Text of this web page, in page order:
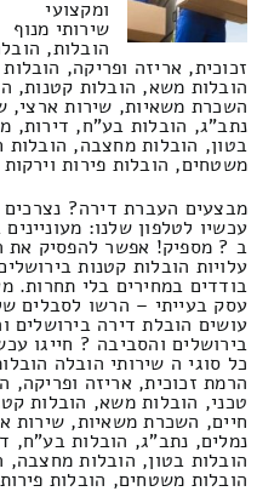
ומקצועי
שירותי מנוף
הובלות,
זכוכית, אריזה ופריקה,
הובלות משא, הובלות קטנות,
השכרת משאיות, שירות ארצי,
נתב"ג, הובלות בע"ח, דירות,
בטון, הובלות מחצבה, הובלות
משטחים, הובלות פירות וירקות
מבצעים העברת דירה?
עכשיו לטלפון שלנו:
ב ? מספיק! אפשר להפסיק את
עלויות הובלות קטנות
בודדים במחירים בלי תחרות.
עסק בעייתי – הרשו לסבלים
עושים הובלת דירה בירושלים
בירושלים והסביבה ? חייגו
כל סוגי ה שירותי הובלה
הרמת זכוכית, אריזה ופריקה,
טכני, הובלות משא, הובלות
חיים, השכרת משאיות, שירות
נמלים, נתב"ג, הובלות בע"ח,
הובלות בטון, הובלות מחצבה,
הובלות משטחים, הובלות